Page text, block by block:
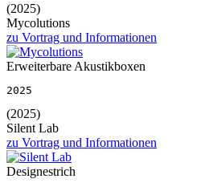
(2025)
Mycolutions
zu Vortrag und Informationen
Erweiterbare Akustikboxen
2025
(2025)
Silent Lab
zu Vortrag und Informationen
Designestrich